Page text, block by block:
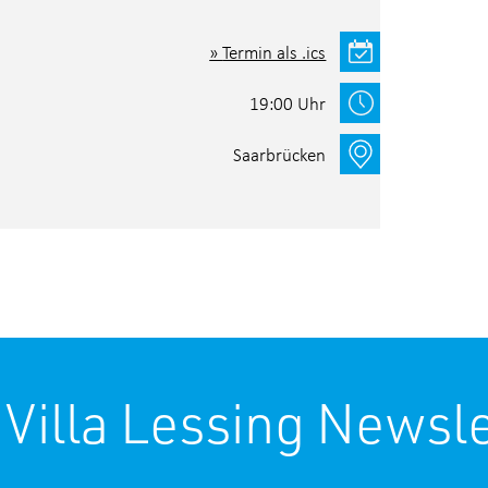
Termin als .ics
19:00 Uhr
Saarbrücken
Lessing